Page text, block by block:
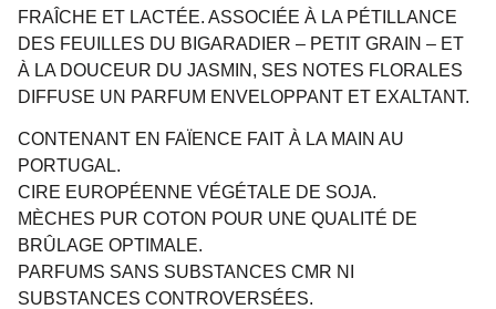
FRAÎCHE ET LACTÉE. ASSOCIÉE À LA PÉTILLANCE
DES FEUILLES DU BIGARADIER – PETIT GRAIN – ET
À LA DOUCEUR DU JASMIN, SES NOTES FLORALES
DIFFUSE UN PARFUM ENVELOPPANT ET EXALTANT.
CONTENANT EN FAÏENCE FAIT À LA MAIN AU
PORTUGAL.
CIRE EUROPÉENNE VÉGÉTALE DE SOJA.
MÈCHES PUR COTON POUR UNE QUALITÉ DE
BRÛLAGE OPTIMALE.
PARFUMS SANS SUBSTANCES CMR NI
SUBSTANCES CONTROVERSÉES.